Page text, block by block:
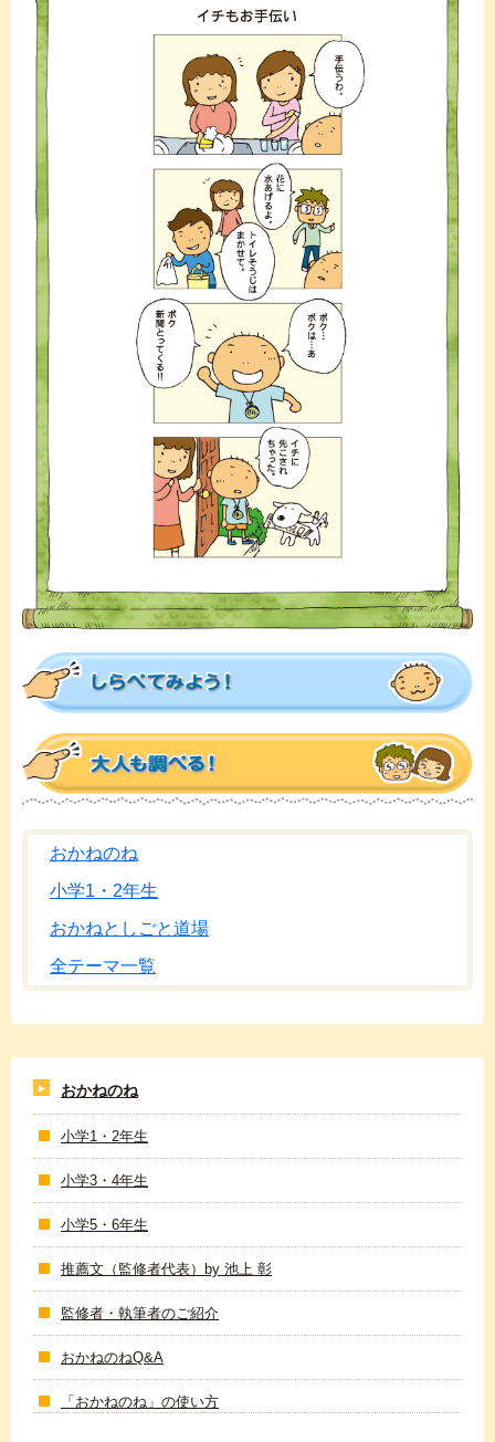
おかねのね
小学1・2年生
おかねとしごと道場
全テーマ一覧
おかねのね
小学1・2年生
小学3・4年生
小学5・6年生
推薦文（監修者代表）by 池上 彰
監修者・執筆者のご紹介
おかねのねQ&A
「おかねのね」の使い方